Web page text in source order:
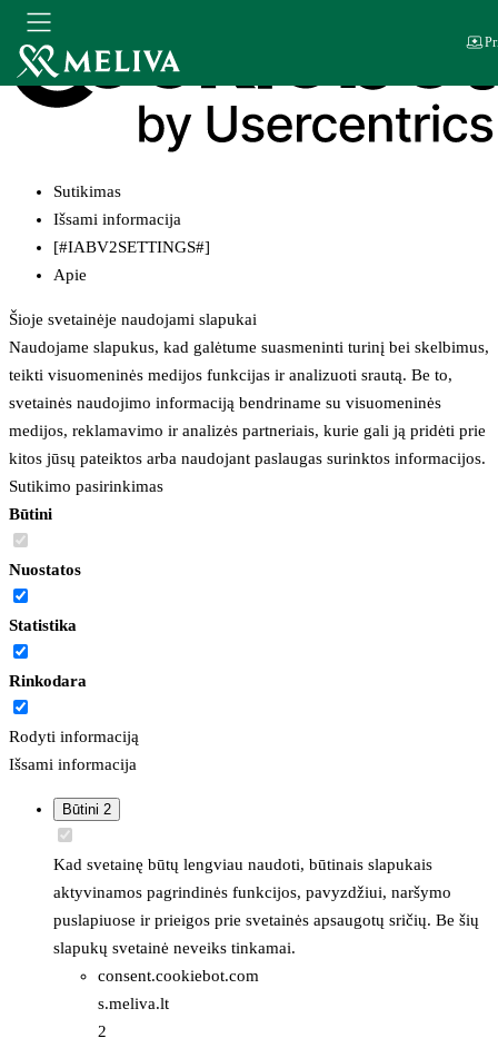
Sutikimas
Išsami informacija
[#IABV2SETTINGS#]
Apie
Šioje svetainėje naudojami slapukai
Naudojame slapukus, kad galėtume suasmeninti turinį bei skelbimus,
teikti visuomeninės medijos funkcijas ir analizuoti srautą. Be to,
svetainės naudojimo informaciją bendriname su visuomeninės
medijos, reklamavimo ir analizės partneriais, kurie gali ją pridėti prie
kitos jūsų pateiktos arba naudojant paslaugas surinktos informacijos.
Sutikimo pasirinkimas
Būtini
Nuostatos
Statistika
Rinkodara
Rodyti informaciją
Išsami informacija
Būtini 2
Kad svetainę būtų lengviau naudoti, būtinais slapukais
aktyvinamos pagrindinės funkcijos, pavyzdžiui, naršymo
puslapiuose ir prieigos prie svetainės apsaugotų sričių. Be šių
slapukų svetainė neveiks tinkamai.
consent.cookiebot.com
s.meliva.lt
2